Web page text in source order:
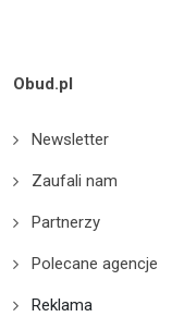
Obud.pl
Newsletter
Zaufali nam
Partnerzy
Polecane agencje
Reklama